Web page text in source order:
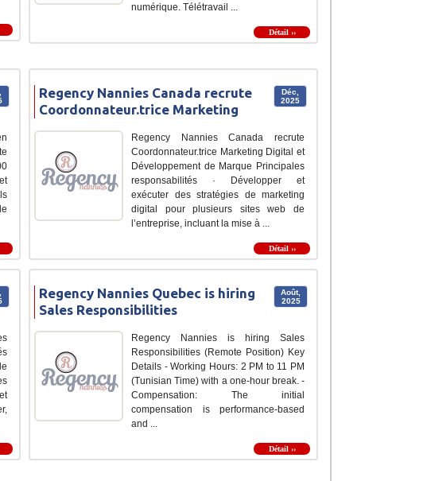
numérique. Télétravail ...
Détail ››
Déc,
2025
Regency Nannies Canada recrute
Coordonnateur.trice Marketing
Regency Nannies Canada recrute
Coordonnateur.trice Marketing Digital et
Développement de Marque Principales
responsabilités · Développer et
exécuter des stratégies de marketing
digital pour plusieurs sites web de
l’entreprise, incluant la mise à ...
Détail ››
Août,
2025
Regency Nannies Quebec is hiring
Sales Responsibilities
Regency Nannies is hiring Sales
Responsibilities (Remote Position) Key
Details - Working Hours: 2 PM to 11 PM
(Tunisian Time) with a one-hour break. -
Compensation: The initial
compensation is performance-based
and ...
Détail ››